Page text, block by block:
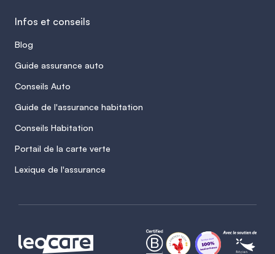
Infos et conseils
Blog
Guide assurance auto
Conseils Auto
Guide de l'assurance habitation
Conseils Habitation
Portail de la carte verte
Lexique de l'assurance